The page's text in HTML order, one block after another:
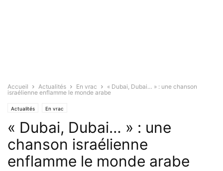
Accueil Actualités En vrac
« Dubai, Dubai… » : une chanson
israélienne enflamme le monde arabe
Actualités En vrac
« Dubai, Dubai… » : une
chanson israélienne
enflamme le monde arabe